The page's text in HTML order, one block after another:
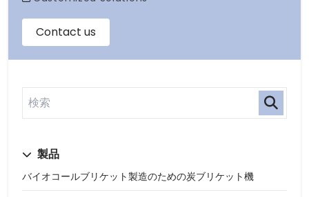
製品
バイオコールブリケット製造のための炭ブリケット機